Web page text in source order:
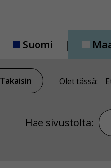
Suomi
Takaisin Olet tässä:
Hae sivustolta: